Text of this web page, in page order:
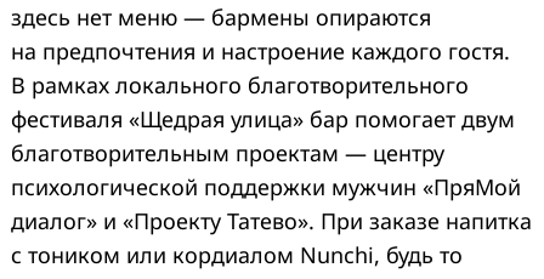
здесь нет меню — бармены опираются
на предпочтения и настроение каждого гостя.
В рамках локального благотворительного
фестиваля «Щедрая улица» бар помогает двум
благотворительным проектам — центру
психологической поддержки мужчин «ПряМой
диалог» и «Проекту Татево». При заказе напитка
с тоником или кордиалом Nunchi, будь то